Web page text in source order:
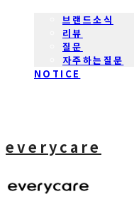
브랜드소식
리뷰
질문
자주하는질문
NOTICE
everycare